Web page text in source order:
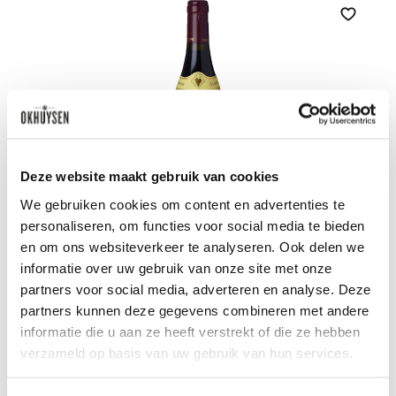
Deze website maakt gebruik van cookies
We gebruiken cookies om content en advertenties te
personaliseren, om functies voor social media te bieden
en om ons websiteverkeer te analyseren. Ook delen we
informatie over uw gebruik van onze site met onze
partners voor social media, adverteren en analyse. Deze
partners kunnen deze gegevens combineren met andere
informatie die u aan ze heeft verstrekt of die ze hebben
verzameld op basis van uw gebruik van hun services.
Zet
2021 Cornas - Cuvée Renaissance
Domaine A. Clape 0.75l